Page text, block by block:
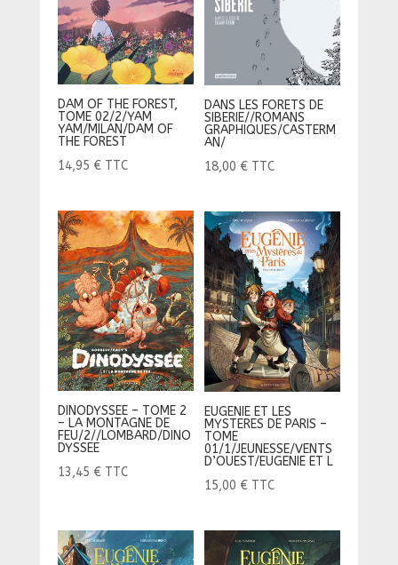
DAM OF THE FOREST,
TOME 02/2/YAM
YAM/MILAN/DAM OF
THE FOREST
14,95 € TTC
DANS LES FORETS DE
SIBERIE//ROMANS
GRAPHIQUES/CASTERM
AN/
18,00 € TTC
DINODYSSEE – TOME 2
– LA MONTAGNE DE
FEU/2//LOMBARD/DINO
DYSSEE
13,45 € TTC
EUGENIE ET LES
MYSTERES DE PARIS –
TOME
01/1/JEUNESSE/VENTS
D’OUEST/EUGENIE ET L
15,00 € TTC